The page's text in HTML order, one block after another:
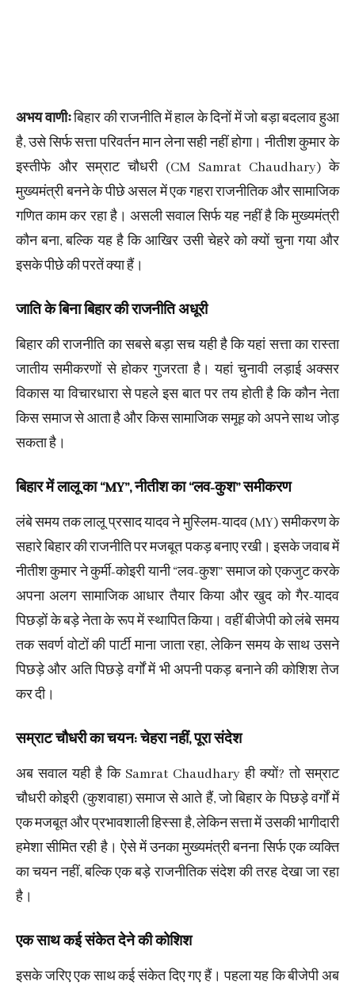
अभय वाणीःबिहार की राजनीति में हाल के दिनों में जो बड़ा बदलाव हुआ
है, उसे सिर्फ सत्ता परिवर्तन मान लेना सही नहीं होगा। नीतीश कुमार के
इस्तीफे और सम्राट चौधरी (CM Samrat Chaudhary) के
मुख्यमंत्री बनने के पीछे असल में एक गहरा राजनीतिक और सामाजिक
गणित काम कर रहा है। असली सवाल सिर्फ यह नहीं है कि मुख्यमंत्री
कौन बना, बल्कि यह है कि आखिर उसी चेहरे को क्यों चुना गया और
इसके पीछे की परतें क्या हैं।
जाति के बिना बिहार की राजनीति अधूरी
बिहार की राजनीति का सबसे बड़ा सच यही है कि यहां सत्ता का रास्ता
जातीय समीकरणों से होकर गुजरता है। यहां चुनावी लड़ाई अक्सर
विकास या विचारधारा से पहले इस बात पर तय होती है कि कौन नेता
किस समाज से आता है और किस सामाजिक समूह को अपने साथ जोड़
सकता है।
बिहार में लालू का “MY”, नीतीश का “लव-कुश” समीकरण
लंबे समय तक लालू प्रसाद यादव ने मुस्लिम-यादव (MY) समीकरण के
सहारे बिहार की राजनीति पर मजबूत पकड़ बनाए रखी। इसके जवाब में
नीतीश कुमार ने कुर्मी-कोइरी यानी “लव-कुश” समाज को एकजुट करके
अपना अलग सामाजिक आधार तैयार किया और खुद को गैर-यादव
पिछड़ों के बड़े नेता के रूप में स्थापित किया। वहीं बीजेपी को लंबे समय
तक सवर्ण वोटों की पार्टी माना जाता रहा, लेकिन समय के साथ उसने
पिछड़े और अति पिछड़े वर्गों में भी अपनी पकड़ बनाने की कोशिश तेज
कर दी।
सम्राट चौधरी का चयन: चेहरा नहीं, पूरा संदेश
अब सवाल यही है कि Samrat Chaudhary ही क्यों? तो सम्राट
चौधरी कोइरी (कुशवाहा) समाज से आते हैं, जो बिहार के पिछड़े वर्गों में
एक मजबूत और प्रभावशाली हिस्सा है, लेकिन सत्ता में उसकी भागीदारी
हमेशा सीमित रही है। ऐसे में उनका मुख्यमंत्री बनना सिर्फ एक व्यक्ति
का चयन नहीं, बल्कि एक बड़े राजनीतिक संदेश की तरह देखा जा रहा
है।
एक साथ कई संकेत देने की कोशिश
इसके जरिए एक साथ कई संकेत दिए गए हैं। पहला यह कि बीजेपी अब